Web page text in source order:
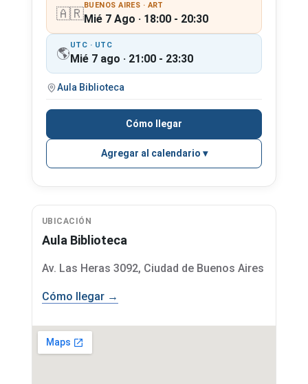
🇦🇷
BUENOS AIRES · ART
Mié 7 Ago · 18:00 - 20:30
🌎
UTC · UTC
Mié 7 ago · 21:00 - 23:30
Aula Biblioteca
Cómo llegar
Agregar al calendario
UBICACIÓN
Aula Biblioteca
Av. Las Heras 3092, Ciudad de Buenos Aires
Cómo llegar →